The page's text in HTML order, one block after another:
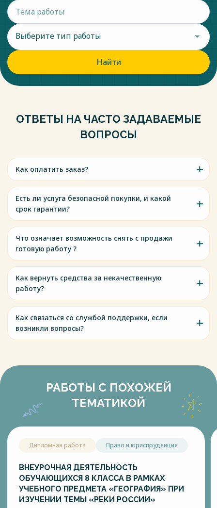
Выберите тип работы
Найти
ОТВЕТЫ НА ЧАСТО ЗАДАВАЕМЫЕ
ВОПРОСЫ
Как оплатить заказ?
Есть ли услуга безопасной покупки, и какой
срок гарантии?
Что означает возможность снять с продажи
готовую работу ?
Как вернуть средства за некачественную
работу?
Как связаться со службой поддержки, если
возникли вопросы?
РАБОТЫ С ПОХОЖЕЙ
ТЕМАТИКОЙ
Дипломная работа Право и юриспруденция
ВНЕУРОЧНАЯ ДЕЯТЕЛЬНОСТЬ
ОБУЧАЮЩИХСЯ 8 КЛАССА В РАМКАХ
УЧЕБНОГО ПРЕДМЕТА «ГЕОГРАФИЯ» ПРИ
ИЗУЧЕНИИ ТЕМЫ «РЕКИ РОССИИ»